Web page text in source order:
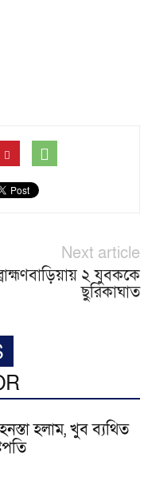
Next article
২ যুবককে
ছুরিকাঘাত
হলাম, খুব ব্যথিত